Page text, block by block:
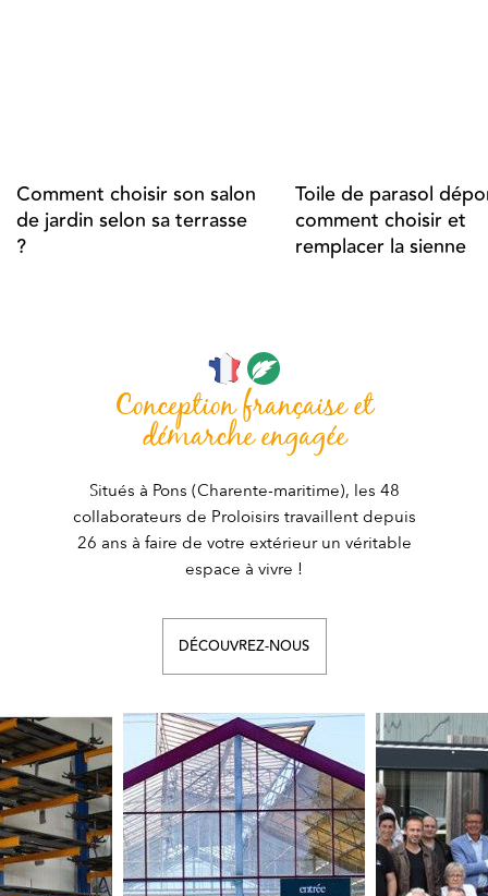
Comment choisir son salon
de jardin selon sa terrasse
?
Toile de parasol
comment choisir et
remplacer la sienne
Conception française et
démarche engagée
Situés à Pons (Charente-maritime), les 48
collaborateurs de Proloisirs travaillent depuis
26 ans à faire de votre extérieur un véritable
espace à vivre !
DÉCOUVREZ-NOUS